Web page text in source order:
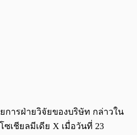
การฝ่ายวิจัยของบริษัท กล่าวใน
เชียลมีเดีย X เมื่อวันที่ 23